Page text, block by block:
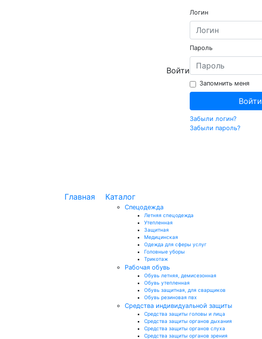
Войти
Логин
Пароль
Запомнить меня
Войти
Забыли логин?
Забыли пароль?
Главная Каталог
Спецодежда
Летняя спецодежда
Утепленная
Защитная
Медицинская
Одежда для сферы услуг
Головные уборы
Трикотаж
Рабочая обувь
Обувь летняя, демисезонная
Обувь утепленная
Обувь защитная, для сварщиков
Обувь резиновая пвх
Средства индивидуальной защиты
Средства защиты головы и лица
Средства защиты органов дыхания
Средства защиты органов слуха
Средства защиты органов зрения